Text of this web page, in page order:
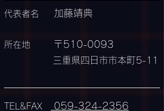
代表者名 加藤靖典
所在地 〒510-0093
三重県四日市市本町5-11
TEL&FAX 059-324-2356